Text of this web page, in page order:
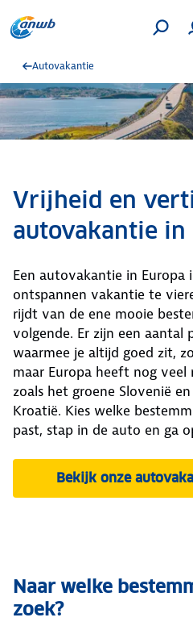
Autovakantie
Vrijheid en
autovakantie in
Een autovakantie in Europa
ontspannen vakantie te
rijdt van de ene mooie
volgende. Er zijn een aantal
waarmee je altijd goed zit,
maar Europa heeft nog veel
zoals het groene Slovenië
Kroatië. Kies welke
past, stap in de auto en ga
Bekijk onze
Naar welke
zoek?